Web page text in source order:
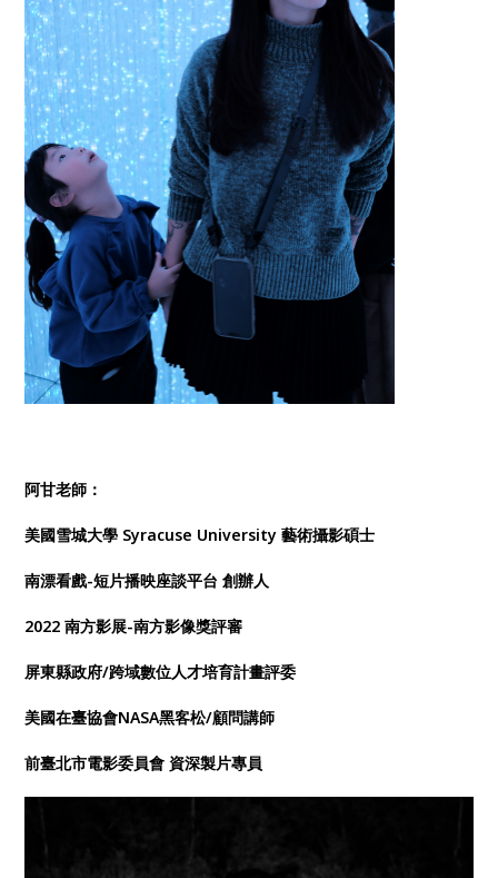
阿甘老師：
美國雪城大學 Syracuse University 藝術攝影碩士
南漂看戲-短片播映座談平台 創辦人
2022 南方影展-南方影像獎評審
屏東縣政府/跨域數位人才培育計畫評委
美國在臺協會NASA黑客松/顧問講師
前臺北市電影委員會 資深製片專員